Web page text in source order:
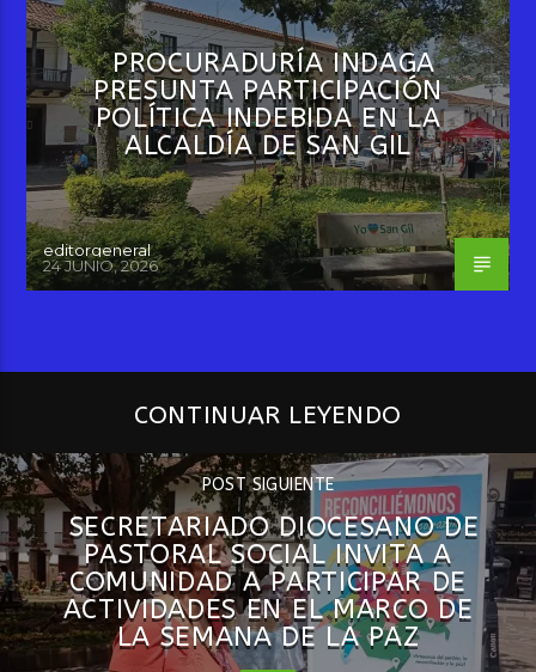
PROCURADURÍA INDAGA
PRESUNTA PARTICIPACIÓN
POLÍTICA INDEBIDA EN LA
ALCALDÍA DE SAN GIL
editorgeneral
24 JUNIO, 2026
CONTINUAR LEYENDO
POST SIGUIENTE
SECRETARIADO DIOCESANO DE
PASTORAL SOCIAL INVITA A
COMUNIDAD A PARTICIPAR DE
ACTIVIDADES EN EL MARCO DE
LA SEMANA DE LA PAZ